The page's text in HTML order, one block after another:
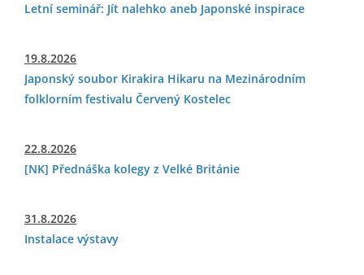
Letní seminář: Jít nalehko aneb Japonské inspirace
19.8.2026
Japonský soubor Kirakira Hikaru na Mezinárodním
folklorním festivalu Červený Kostelec
22.8.2026
[NK] Přednáška kolegy z Velké Británie
31.8.2026
Instalace výstavy